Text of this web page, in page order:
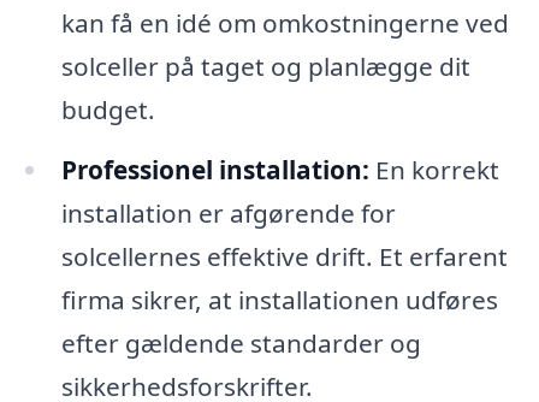
kan få en idé om omkostningerne ved
solceller på taget og planlægge dit
budget.
Professionel installation: En korrekt
installation er afgørende for
solcellernes effektive drift. Et erfarent
firma sikrer, at installationen udføres
efter gældende standarder og
sikkerhedsforskrifter.